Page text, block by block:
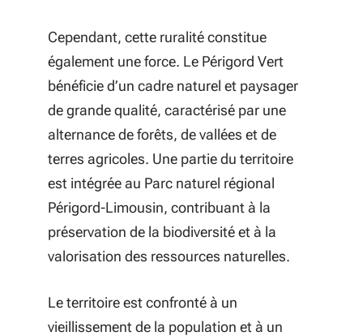
Cependant, cette ruralité constitue
également une force. Le Périgord Vert
bénéficie d’un cadre naturel et paysager
de grande qualité, caractérisé par une
alternance de forêts, de vallées et de
terres agricoles. Une partie du territoire
est intégrée au Parc naturel régional
Périgord-Limousin, contribuant à la
préservation de la biodiversité et à la
valorisation des ressources naturelles.
Le territoire est confronté à un
vieillissement de la population et à un